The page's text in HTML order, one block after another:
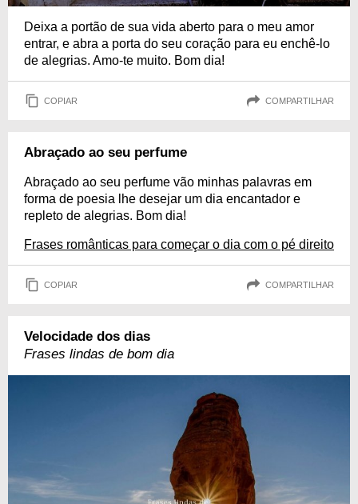
Deixa a portão de sua vida aberto para o meu amor
entrar, e abra a porta do seu coração para eu enchê-lo
de alegrias. Amo-te muito. Bom dia!
COPIAR COMPARTILHAR
Abraçado ao seu perfume
Abraçado ao seu perfume vão minhas palavras em
forma de poesia lhe desejar um dia encantador e
repleto de alegrias. Bom dia!
Frases românticas para começar o dia com o pé direito
COPIAR COMPARTILHAR
Velocidade dos dias
Frases lindas de bom dia